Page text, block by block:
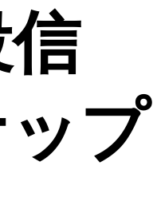
プ